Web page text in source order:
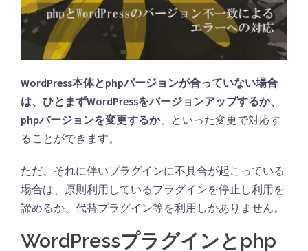
WordPress本体とphpバージョンが合っていない場合
は、ひとまずWordPressをバージョンアップするか、
phpバージョンを変更するか、といった変更で対応す
ることができます。
ただ、それに伴いプラグインに不具合が起こっている
場合は、原則利用しているプラグインを停止し利用を
諦めるか、代替プラグイン等を利用しかありません。
WordPressプラグインとphp